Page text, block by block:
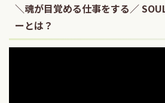
＼魂が目覚める仕事をする／
ーとは？